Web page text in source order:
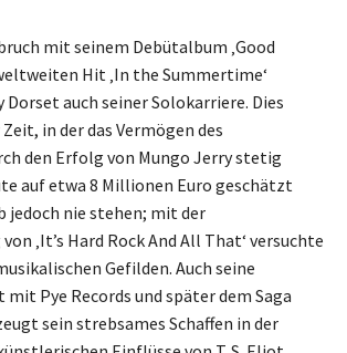
mit seinem Debütalbum ‚Good
Hit ‚In the Summertime‘
Dorset auch seiner Solokarriere. Dies
in der das Vermögen des
den Erfolg von Mungo Jerry stetig
auf etwa 8 Millionen Euro geschätzt
jedoch nie stehen; mit der
‚It’s Hard Rock And All That‘ versuchte
Gefilden. Auch seine
Pye Records und später dem Saga
sein strebsames Schaffen in der